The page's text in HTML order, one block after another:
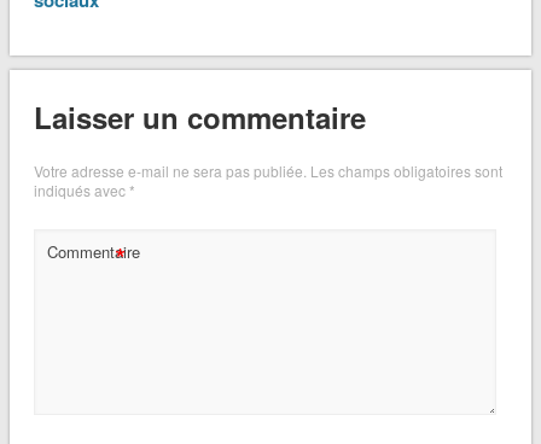
Laisser un commentaire
Votre adresse e-mail ne sera pas publiée. Les champs obligatoires sont
indiqués avec*
Commentaire
*